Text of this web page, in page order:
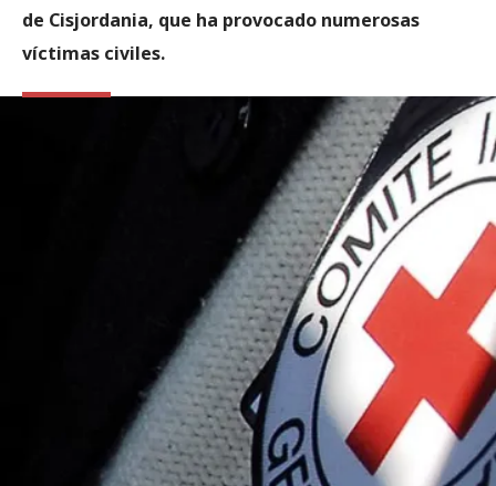
de Cisjordania, que ha provocado numerosas
víctimas civiles.